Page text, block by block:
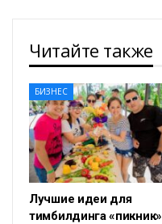
Читайте также
БИЗНЕС
Лучшие идеи для
тимбилдинга «пикник»